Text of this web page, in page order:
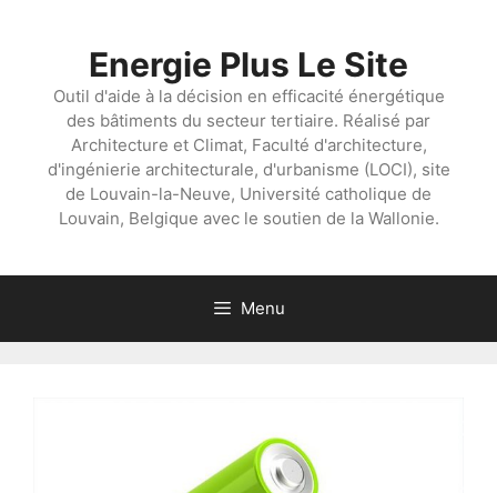
Energie Plus Le Site
Outil d'aide à la décision en efficacité énergétique
des bâtiments du secteur tertiaire. Réalisé par
Architecture et Climat, Faculté d'architecture,
d'ingénierie architecturale, d'urbanisme (LOCI), site
de Louvain-la-Neuve, Université catholique de
Louvain, Belgique avec le soutien de la Wallonie.
Menu